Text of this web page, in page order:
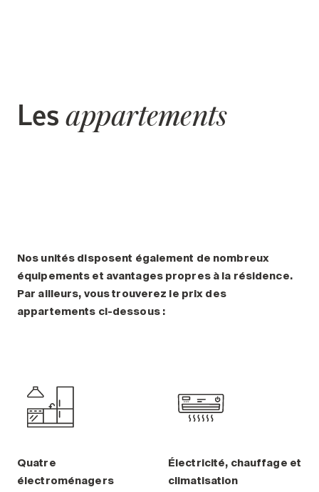
Lesappartements
Nos unités disposent également de nombreux
équipements et avantages propres à la résidence.
Par ailleurs, vous trouverez le prix des
appartements ci-dessous :
Quatre
électroménagers
Électricité, chauffage et
climatisation